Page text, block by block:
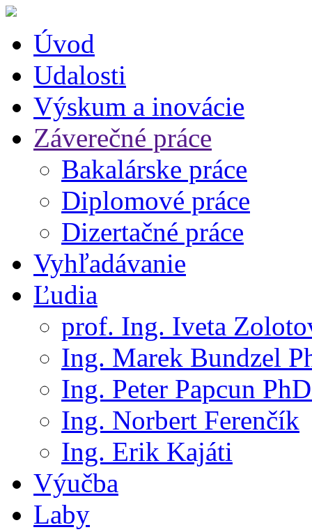
Úvod
Udalosti
Výskum a inovácie
Záverečné práce
Bakalárske práce
Diplomové práce
Dizertačné práce
Vyhľadávanie
Ľudia
prof. Ing. Iveta
Ing. Marek Bundzel
Ing. Peter Papcun
Ing. Norbert Ferenčík
Ing. Erik Kajáti
Výučba
Laby